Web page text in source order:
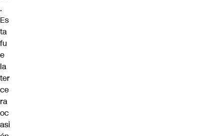
.
Es
ta
fu
e
la
ter
ce
ra
oc
asi